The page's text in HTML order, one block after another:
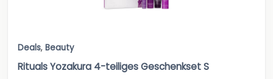
Deals, Beauty
Rituals Yozakura 4-teiliges Geschenkset S